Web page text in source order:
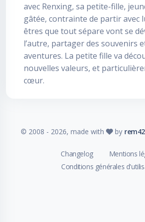
avec Renxing, sa petite-fille,
gâtée, contrainte de partir avec
êtres que tout sépare vont se
l’autre, partager des souvenirs
aventures. La petite fille va
nouvelles valeurs, et
cœur.
© 2008 - 2026, made with by rem42
Changelog
Mentions
Conditions générales